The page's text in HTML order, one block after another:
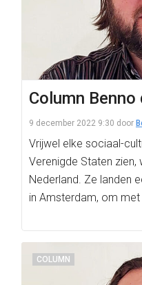
Column
9 december 2022 9:30 door
Vrijwel elke sociaal-
Verenigde Staten
Nederland. Ze landen
in Amsterdam, om
COLUMN